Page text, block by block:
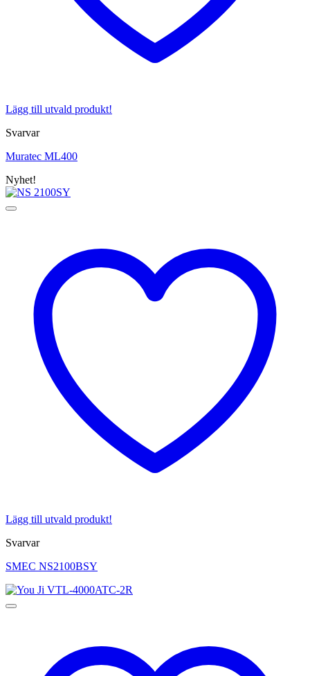
Lägg till utvald produkt!
Svarvar
Muratec ML400
Nyhet!
Lägg till utvald produkt!
Svarvar
SMEC NS2100BSY